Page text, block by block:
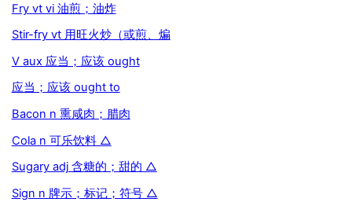
Fry vt vi 油煎；油炸
Stir-fry vt 用旺火炒（或煎、煸
V aux 应当；应该 ought
应当；应该 ought to
Bacon n 熏咸肉；腊肉
Cola n 可乐饮料 △
Sugary adj 含糖的；甜的 △
Sign n 牌示；标记；符号 △